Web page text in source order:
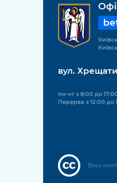
вул.
пн-чт з 8:00 до
Перерва з 12:00 до
Весь